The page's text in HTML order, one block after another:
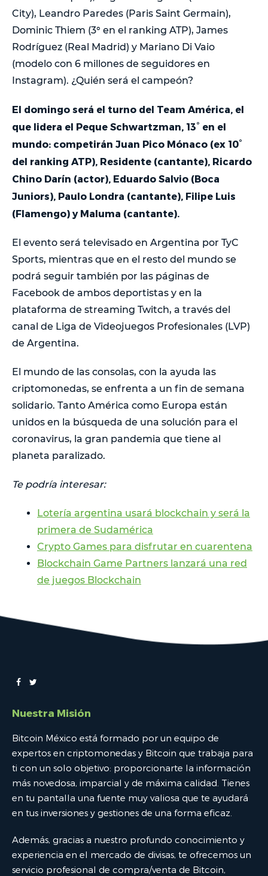
City), Leandro Paredes (Paris Saint Germain),
Dominic Thiem (3° en el ranking ATP), James
Rodríguez (Real Madrid) y Mariano Di Vaio
(modelo con 6 millones de seguidores en
Instagram). ¿Quién será el campeón?
El domingo será el turno del Team América, el
que lidera el Peque Schwartzman, 13° en el
mundo: competirán Juan Pico Mónaco (ex 10°
del ranking ATP), Residente (cantante), Ricardo
Chino Darín (actor), Eduardo Salvio (Boca
Juniors), Paulo Londra (cantante), Filipe Luis
(Flamengo) y Maluma (cantante).
El evento será televisado en Argentina por TyC
Sports, mientras que en el resto del mundo se
podrá seguir también por las páginas de
Facebook de ambos deportistas y en la
plataforma de streaming Twitch, a través del
canal de Liga de Videojuegos Profesionales (LVP)
de Argentina.
El mundo de las consolas, con la ayuda las
criptomonedas, se enfrenta a un fin de semana
solidario. Tanto América como Europa están
unidos en la búsqueda de una solución para el
coronavirus, la gran pandemia que tiene al
planeta paralizado.
Te podría interesar:
Lotería argentina usará blockchain y será la
primera de Sudamérica
Crypto Games para disfrutar en cuarentena
Blockchain Game Partners lanzará una red
de juegos Blockchain
Nuestra Misión
Bitcoin México está formado por un equipo de
expertos en criptomonedas y Bitcoin que trabaja para
ti con un solo objetivo: proporcionarte la información
más novedosa, imparcial y de máxima calidad. Tienes
en tu pantalla una fuente muy valiosa que te ayudará
en tus inversiones y gestiones de una forma eficaz.
Además, gracias a nuestro profundo conocimiento y
experiencia en el mercado de divisas, te ofrecemos un
servicio profesional de compra/venta de Bitcoin,